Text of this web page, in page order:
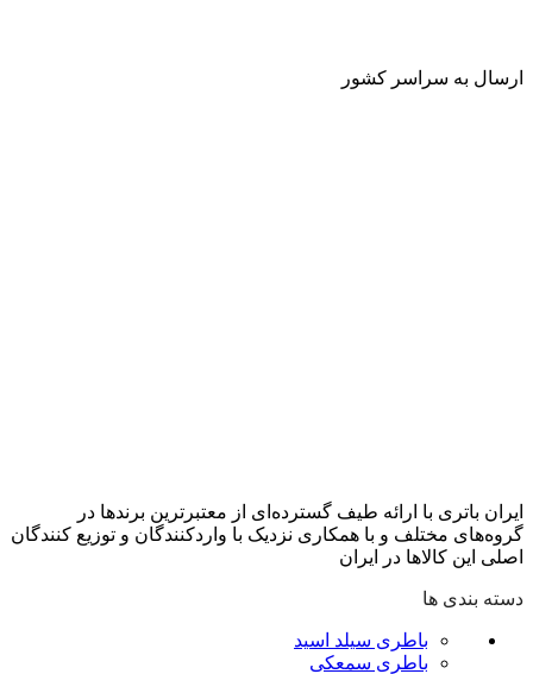
ارسال به سراسر کشور
ایران باتری با ارائه طیف گسترده‏‌ای از معتبرترین برندها در
گروه‌‏های مختلف و با همکاری نزدیک با وارد‏کنندگان و توزیع‏ کنندگان
اصلی این کالاها در ایران
دسته بندی ها
باطری سیلد اسید
باطری سمعکی